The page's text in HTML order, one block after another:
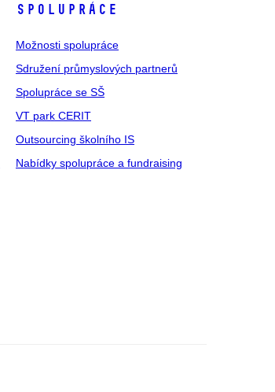
SPOLUPRÁCE
Možnosti spolupráce
Sdružení průmyslových partnerů
Spolupráce se SŠ
VT park CERIT
Outsourcing školního IS
Nabídky spolupráce a fundraising